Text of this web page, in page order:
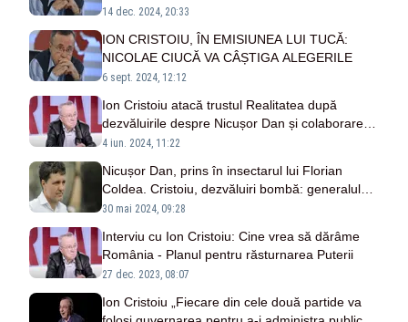
UN FENOMEN UNIC, A FĂCUT AUDIENȚĂ 9”
14 dec. 2024, 20:33
ION CRISTOIU, ÎN EMISIUNEA LUI TUCĂ:
NICOLAE CIUCĂ VA CÂȘTIGA ALEGERILE
6 sept. 2024, 12:12
Ion Cristoiu atacă trustul Realitatea după
dezvăluirile despre Nicușor Dan și colaborarea
cu Securitatea
4 iun. 2024, 11:22
Nicușor Dan, prins în insectarul lui Florian
Coldea. Cristoiu, dezvăluiri bombă: generalul
Statului Paralel, întâlniri de taină cu primarul
30 mai 2024, 09:28
Interviu cu Ion Cristoiu: Cine vrea să dărâme
România - Planul pentru răsturnarea Puterii
27 dec. 2023, 08:07
Ion Cristoiu „Fiecare din cele două partide va